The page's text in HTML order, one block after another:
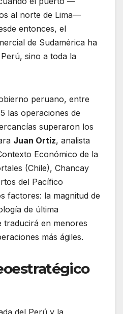
al norte de Lima—
entonces, el
de Sudamérica ha
sino a toda la
peruano, entre
las operaciones de
superaron los
Juan Ortiz, analista
Económico de la
(Chile), Chancay
del Pacífico
factores: la magnitud de
de última
traducirá en menores
más ágiles.
del Perú y la